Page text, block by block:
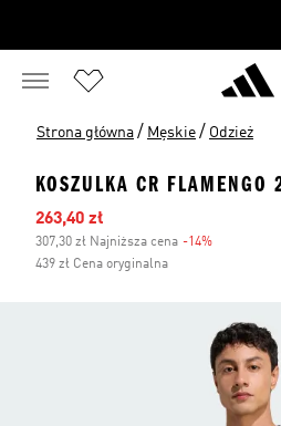
Strona główna / Męskie / Odzież
KOSZULKA CR FLAMENGO
Ceny na wyprzedaży
263,40 zł
307,30 zł Najniższa cena -14%
439 zł Cena oryginalna